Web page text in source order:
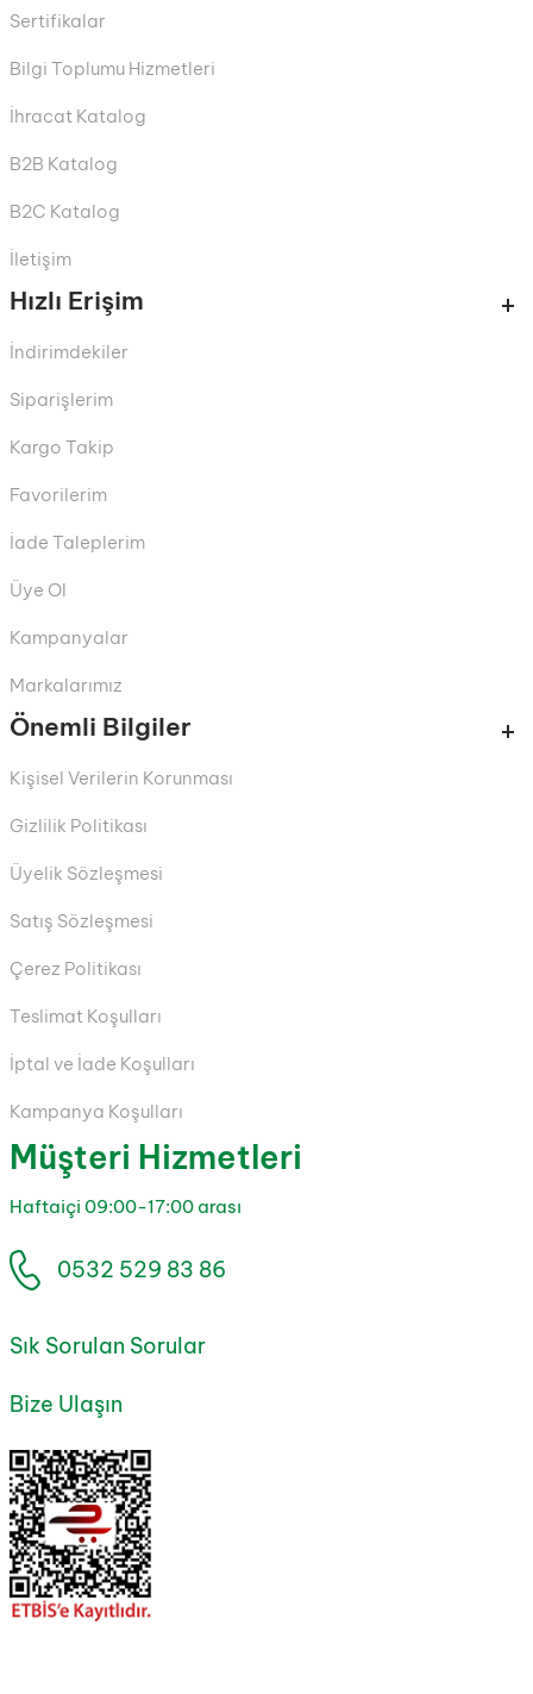
Sertifikalar
Bilgi Toplumu Hizmetleri
İhracat Katalog
B2B Katalog
B2C Katalog
İletişim
Hızlı Erişim
İndirimdekiler
Siparişlerim
Kargo Takip
Favorilerim
İade Taleplerim
Üye Ol
Kampanyalar
Markalarımız
Önemli Bilgiler
Kişisel Verilerin Korunması
Gizlilik Politikası
Üyelik Sözleşmesi
Satış Sözleşmesi
Çerez Politikası
Teslimat Koşulları
İptal ve İade Koşulları
Kampanya Koşulları
Müşteri Hizmetleri
Haftaiçi 09:00-17:00 arası
0532 529 83 86
Sık Sorulan Sorular
Bize Ulaşın